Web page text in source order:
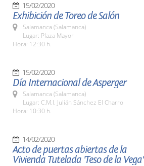
15/02/2020
Exhibición de Toreo de Salón
Salamanca (Salamanca)
Lugar: Plaza Mayor
Hora: 12:30 h.
15/02/2020
Día Internacional de Asperger
Salamanca (Salamanca)
Lugar: C.M.I. Julián Sánchez El Charro
Hora: 10:30 h.
14/02/2020
Acto de puertas abiertas de la
Vivienda Tutelada 'Teso de la Vega'